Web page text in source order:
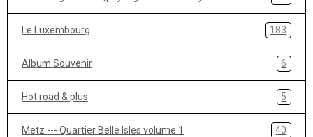
Le Luxembourg 183
Album Souvenir 6
Hot road & plus 5
Metz --- Quartier Belle Isles volume 1 40